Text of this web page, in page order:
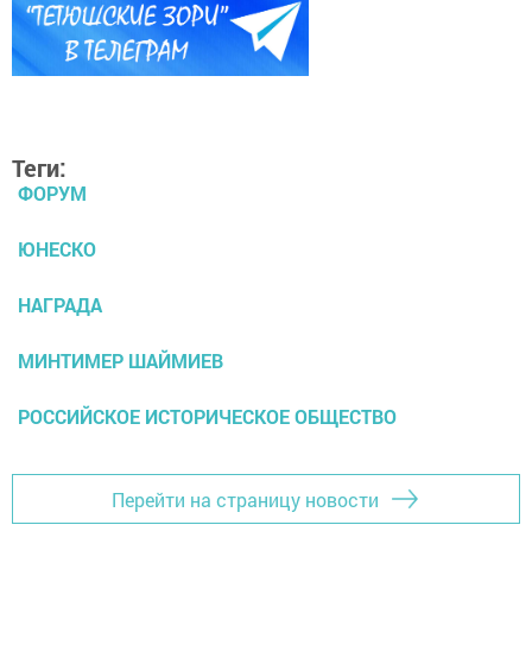
Теги:
ФОРУМ
ЮНЕСКО
НАГРАДА
МИНТИМЕР ШАЙМИЕВ
РОССИЙСКОЕ ИСТОРИЧЕСКОЕ ОБЩЕСТВО
Перейти на страницу новости